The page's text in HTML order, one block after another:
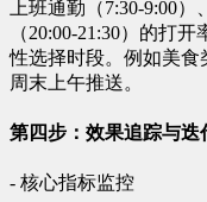
上班通勤（7:30-9:00
（20:00-21:30）的打
性选择时段。例如美
周末上午推送。
第四步：效果追踪与迭
- 核心指标监控